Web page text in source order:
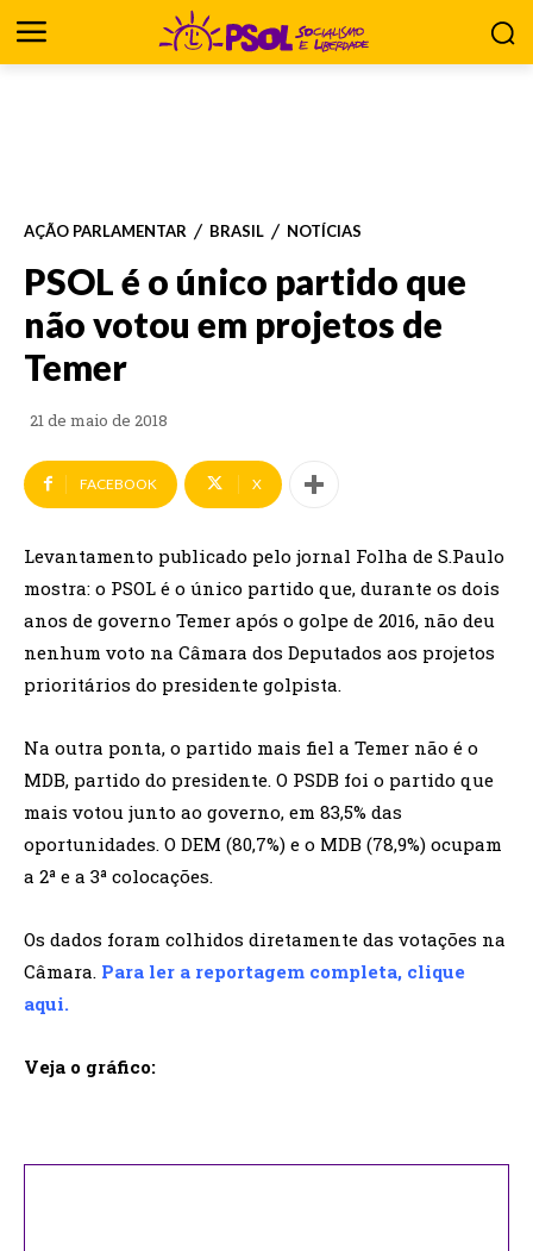
AÇÃO PARLAMENTAR BRASIL NOTÍCIAS
PSOL é o único partido que
não votou em projetos de
Temer
21 de maio de 2018
FACEBOOK X
Levantamento publicado pelo jornal Folha de S.Paulo
mostra: o PSOL é o único partido que, durante os dois
anos de governo Temer após o golpe de 2016, não deu
nenhum voto na Câmara dos Deputados aos projetos
prioritários do presidente golpista.
Na outra ponta, o partido mais fiel a Temer não é o
MDB, partido do presidente. O PSDB foi o partido que
mais votou junto ao governo, em 83,5% das
oportunidades. O DEM (80,7%) e o MDB (78,9%) ocupam
a 2ª e a 3ª colocações.
Os dados foram colhidos diretamente das votações na
Câmara. Para ler a reportagem completa, clique
aqui.
Veja o gráfico: